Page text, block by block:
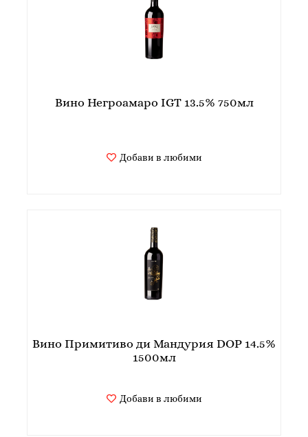
Вино Негроамаро IGT 13.5% 750мл
Добави в любими
Вино Примитиво ди Мандурия DOP 14.5%
1500мл
Добави в любими